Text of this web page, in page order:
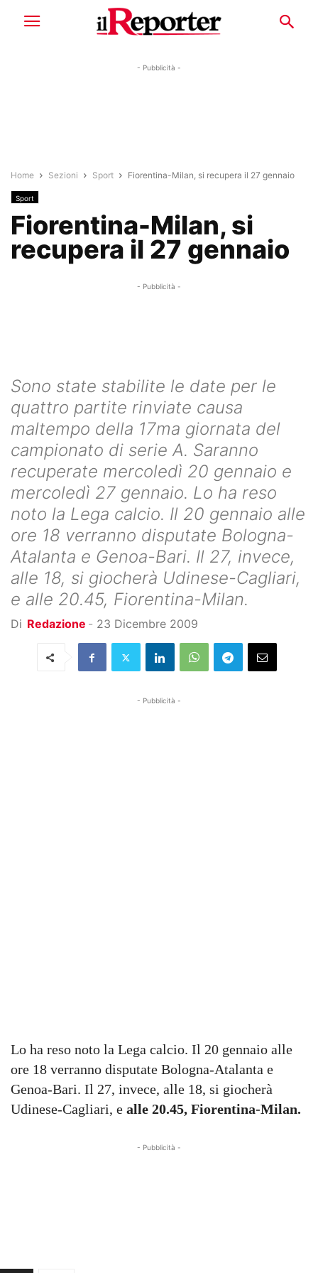
- Pubblicità -
Home Sezioni Sport Fiorentina-Milan, si recupera il 27 gennaio
Sport
Fiorentina-Milan, si
recupera il 27 gennaio
- Pubblicità -
Sono state stabilite le date per le
quattro partite rinviate causa
maltempo della 17ma giornata del
campionato di serie A. Saranno
recuperate mercoledì 20 gennaio e
mercoledì 27 gennaio. Lo ha reso
noto la Lega calcio. Il 20 gennaio alle
ore 18 verranno disputate Bologna-
Atalanta e Genoa-Bari. Il 27, invece,
alle 18, si giocherà Udinese-Cagliari,
e alle 20.45, Fiorentina-Milan.
Di Redazione - 23 Dicembre 2009
- Pubblicità -
Lo ha reso noto la Lega calcio. Il 20 gennaio alle
ore 18 verranno disputate Bologna-Atalanta e
Genoa-Bari. Il 27, invece, alle 18, si giocherà
Udinese-Cagliari, e alle 20.45, Fiorentina-Milan.
- Pubblicità -